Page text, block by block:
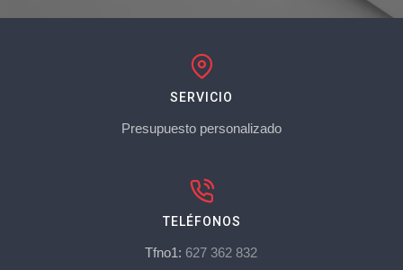
SERVICIO
Presupuesto personalizado
TELÉFONOS
Tfno1: 627 362 832